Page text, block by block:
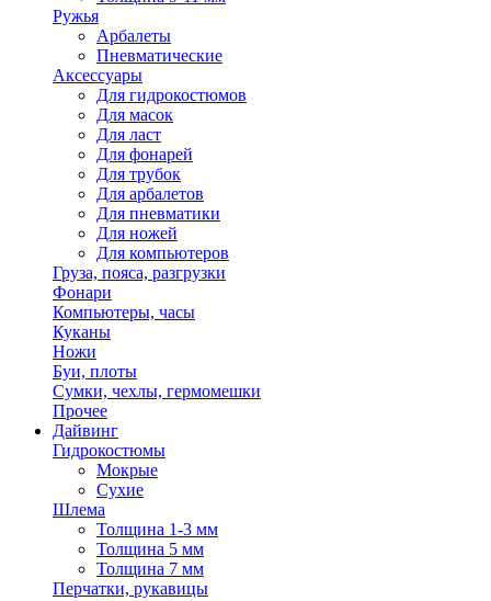
Ружья
Арбалеты
Пневматические
Аксессуары
Для гидрокостюмов
Для масок
Для ласт
Для фонарей
Для трубок
Для арбалетов
Для пневматики
Для ножей
Для компьютеров
Груза, пояса, разгрузки
Фонари
Компьютеры, часы
Куканы
Ножи
Буи, плоты
Сумки, чехлы, гермомешки
Прочее
Дайвинг
Гидрокостюмы
Мокрые
Сухие
Шлема
Толщина 1-3 мм
Толщина 5 мм
Толщина 7 мм
Перчатки, рукавицы